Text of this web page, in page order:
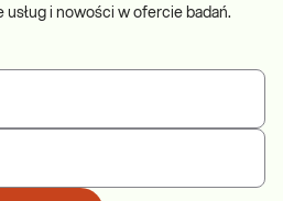
i nowości w ofercie badań.